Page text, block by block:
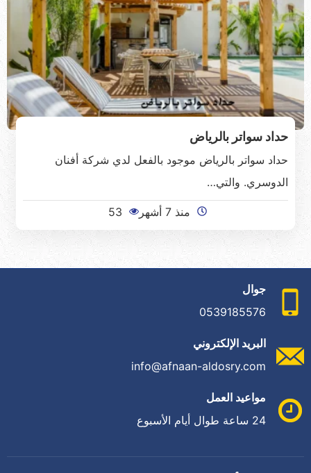
حداد سواتر بالرياض
حداد سواتر بالرياض موجود بالفعل لدي شركة أفنان
الدوسري. والتي…
منذ 7 أشهر 53
جوال
0539185576
البريد الإلكتروني
info@afnaan-aldosry.com
مواعيد العمل
24 ساعة طوال أيام الأسبوع